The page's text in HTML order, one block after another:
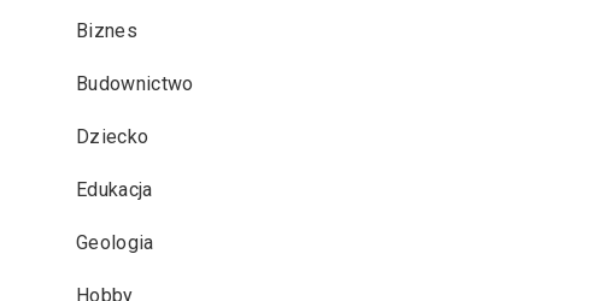
Biznes
Budownictwo
Dziecko
Edukacja
Geologia
Hobby